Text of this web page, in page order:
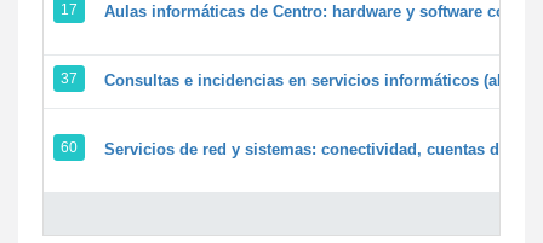
17 Aulas informáticas de Centro: hardware y software
37 Consultas e incidencias en servicios informáticos
60 Servicios de red y sistemas: conectividad, cuentas de